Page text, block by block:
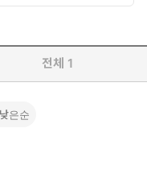
생 시절부터 ‘무엇이든
여곡절 끝에 상향판매
달러 마케팅 플랫폼을 세
서 전 세계의 열광적인
누구라도 마케팅 전문가
LadyBoss, MIG
스에 대한 그의 무한한
바꿔나가려는 모든 브
전체 1
은순